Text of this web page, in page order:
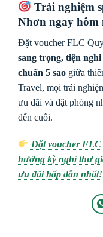
Trải nghiệm
Nhơn ngay hôm
Đặt voucher FLC
sang trọng, tiện nghi
chuẩn 5 sao giữa
Travel, mọi trải
ưu đãi và đặt phòng
đến cuối.
Đặt voucher FLC
hưởng kỳ nghỉ thư
ưu đãi hấp dẫn nhất!